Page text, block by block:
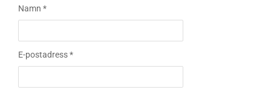
Namn *
E-postadress*